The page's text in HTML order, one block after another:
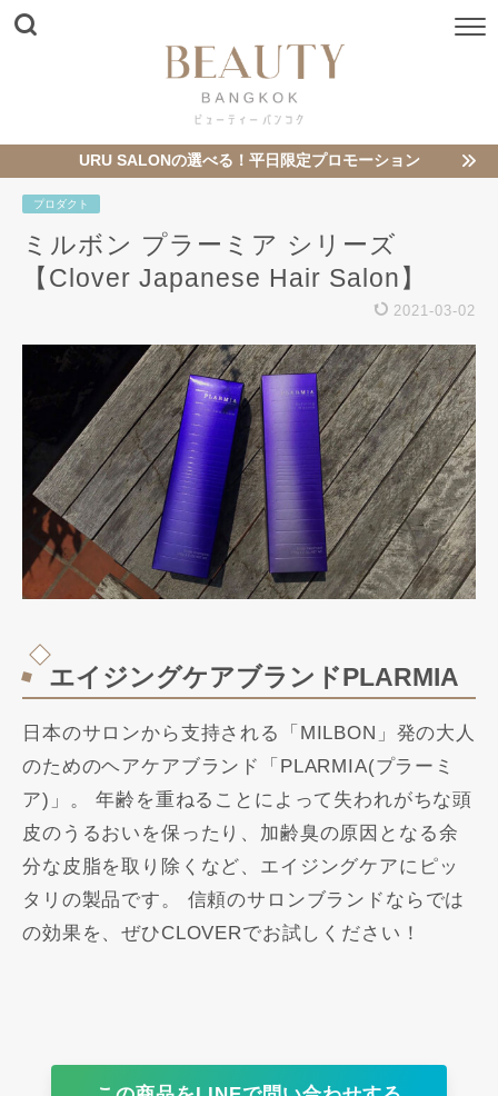
URU SALONの選べる！平日限定プロモーション
プロダクト
ミルボン プラーミア シリーズ
【Clover Japanese Hair Salon】
2021-03-02
エイジングケアブランドPLARMIA
日本のサロンから支持される「MILBON」発の大人
のためのヘアケアブランド「PLARMIA(プラーミ
ア)」。 年齢を重ねることによって失われがちな頭
皮のうるおいを保ったり、加齢臭の原因となる余
分な皮脂を取り除くなど、エイジングケアにピッ
タリの製品です。 信頼のサロンブランドならでは
の効果を、ぜひCLOVERでお試しください！